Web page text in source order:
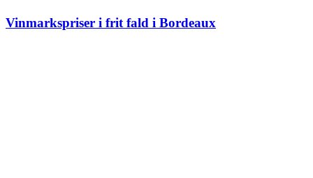
Vinmarkspriser i frit fald i Bordeaux